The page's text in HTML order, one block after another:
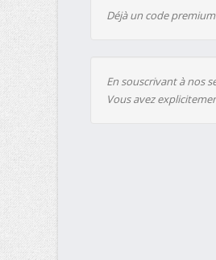
Déjà un code
En souscrivant à nos
Vous avez